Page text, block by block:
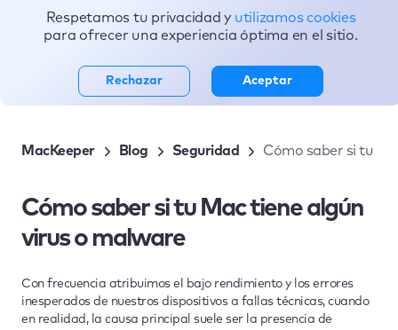
Tópicos
MacKeeper Blog Seguridad Cómo saber si tu
Cómo saber si tu Mac tiene algún
virus o malware
Con frecuencia atribuimos el bajo rendimiento y los errores
inesperados de nuestros dispositivos a fallas técnicas, cuando
en realidad, la causa principal suele ser la presencia de
Respetamos tu privacidad y utilizamos cookies
para ofrecer una experiencia óptima en el sitio.
Rechazar Aceptar